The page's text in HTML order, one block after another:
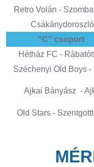
Retro Volán -
Csákánydoroszló
"C" csoport
Hétház FC -
Széchenyi Old Boys -
Ajkai Bányász -
Old Stars -